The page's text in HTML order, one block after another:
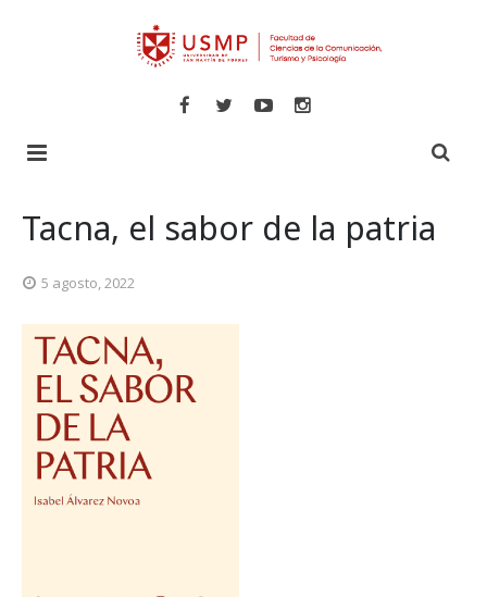
Turismo y Hotelería
Psicología
Especializadas
Veritas
Novedades
Tacna, el sabor de la patria
5 agosto, 2022